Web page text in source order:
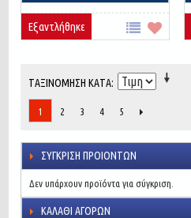
Εξαντλήθηκε
ΤΑΞΙΝΌΜΗΣΗ ΚΑΤΆ
1 2 3 4 5
ΣΎΓΚΡΙΣΗ ΠΡΟΙΌΝΤΩΝ
Δεν υπάρχουν προϊόντα για σύγκριση.
ΚΑΛΆΘΙ ΑΓΟΡΏΝ